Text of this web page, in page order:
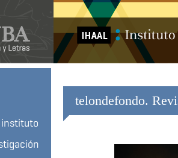
instituto
telondefondo.